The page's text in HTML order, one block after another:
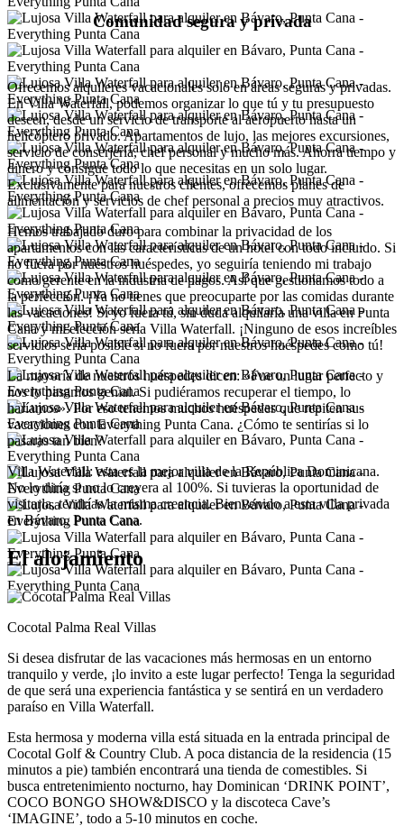
Comunidad segura y privada
Ofrecemos alquileres vacacionales solo en áreas seguras y privadas.
En Villa Waterfall, podemos organizar lo que tú y tu presupuesto
deseen, desde un servicio de transporte al aeropuerto hasta un
helicóptero privado. Apartamentos de lujo, las mejores excursiones,
servicio de conserjería, chef personal y mucho más. Ahorra tiempo y
dinero y consigue todo lo que necesitas en un solo lugar.
Exclusivamente para nuestros clientes, ofrecemos planes de
alimentación y servicios de chef personal a precios muy atractivos.
Hemos trabajado duro para combinar la privacidad de los
apartamentos con las características de un hotel con todo incluido. Si
no fuera por nuestros huéspedes, yo seguiría teniendo mi trabajo
como gerente en la industria de pagos. Así que gestionamos todo a
la perfección. ¡Ya no tienes que preocuparte por las comidas durante
las vacaciones! Si yo fuera tú, sin duda alquilaría una villa en Punta
Cana y mi elección sería Villa Waterfall. ¡Ninguno de esos increíbles
servicios sería posible si no fuera por nuestros huéspedes como tú!
La mayoría de nuestros huéspedes dicen: «Fue un lugar perfecto y
nos lo pasamos genial. Si pudiéramos recuperar el tiempo, lo
haríamos». Por eso tenemos muchos huéspedes que repiten sus
vacaciones con Everything Punta Cana. ¿Cómo te sentirías si lo
pasaras tan bien?
Villa Waterfall: esta es la mejor villa de la República Dominicana.
No lo diría si no lo creyera al 100%. Si tuvieras la oportunidad de
visitarla, tendrías la misma creencia. Bienvenido a esta villa privada
en Bávaro, Punta Cana.
El alojamiento
Cocotal Palma Real Villas
Si desea disfrutar de las vacaciones más hermosas en un entorno
tranquilo y verde, ¡lo invito a este lugar perfecto! Tenga la seguridad
de que será una experiencia fantástica y se sentirá en un verdadero
paraíso en Villa Waterfall.
Esta hermosa y moderna villa está situada en la entrada principal de
Cocotal Golf & Country Club. A poca distancia de la residencia (15
minutos a pie) también encontrará una tienda de comestibles. Si
busca entretenimiento nocturno, hay Dominican ‘DRINK POINT’,
COCO BONGO SHOW&DISCO y la discoteca Cave’s
‘IMAGINE’, todo a 5-10 minutos en coche.